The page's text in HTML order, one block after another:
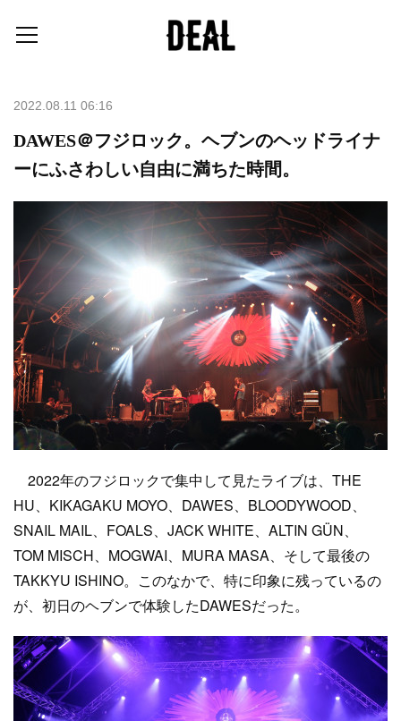
2022.08.11 06:16
DAWES＠フジロック。ヘブンのヘッドライナ
ーにふさわしい自由に満ちた時間。
2022年のフジロックで集中して見たライブは、THE
HU、KIKAGAKU MOYO、DAWES、BLOODYWOOD、
SNAIL MAIL、FOALS、JACK WHITE、ALTIN GÜN、
TOM MISCH、MOGWAI、MURA MASA、そして最後の
TAKKYU ISHINO。このなかで、特に印象に残っているの
が、初日のヘブンで体験したDAWESだった。